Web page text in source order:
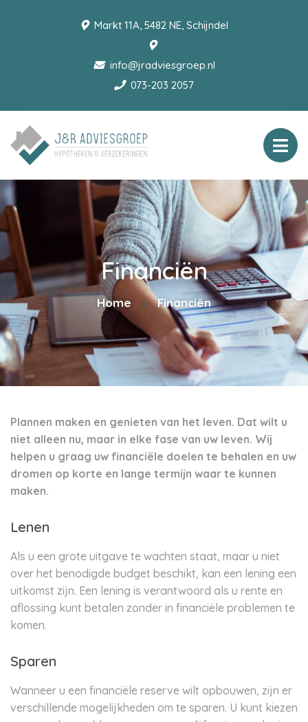
Markt 11A, 5482 NE, Schijndel
info@jradviesgroep.nl
073-203 2057
Financiën
Home Financiën
Plannen maken en genieten van het leven. Dat wilt u
niet alleen nu, maar in elke fase van uw leven. Wij
helpen u graag uw financiële doelen te behalen en uw
dromen op korte en lange termijn waar te kunnen
maken.
Lenen
Als u een grote uitgave te wachten staat, maar u niet
over het benodigde budget beschikt, kan een lening een
uitkomst zijn. Een lening is verantwoord als u rente en
aflossing kunt betalen zonder in financiële problemen te
komen.
Sparen
Wanneer u een financiële reserve wilt opbouwen, zijn er
verschillende mogelijkheden om te sparen. U kunt kiezen